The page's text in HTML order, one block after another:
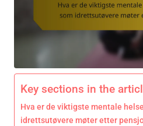
Key sections in the
Hva er de viktigste mentale
idrettsutøvere møter etter